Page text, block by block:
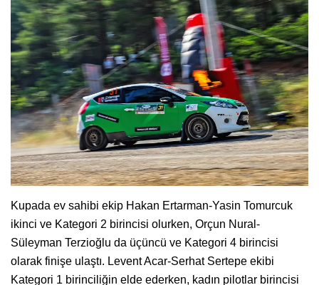
Kupada ev sahibi ekip Hakan Ertarman-Yasin Tomurcuk
ikinci ve Kategori 2 birincisi olurken, Orçun Nural-
Süleyman Terzioğlu da üçüncü ve Kategori 4 birincisi
olarak finişe ulaştı. Levent Acar-Serhat Sertepe ekibi
Kategori 1 birinciliğin elde ederken, kadın pilotlar birincisi